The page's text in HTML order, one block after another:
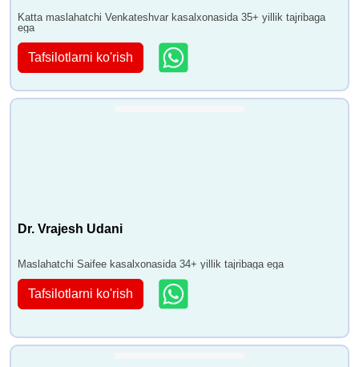
Katta maslahatchi Venkateshvar kasalxonasida 35+ yillik tajribaga
ega
Tafsilotlarni ko'rish
Dr. Vrajesh Udani
Maslahatchi Saifee kasalxonasida 34+ yillik tajribaga ega
Tafsilotlarni ko'rish